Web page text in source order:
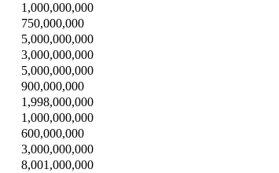
1,000,000,000
750,000,000
5,000,000,000
3,000,000,000
5,000,000,000
900,000,000
1,998,000,000
1,000,000,000
600,000,000
3,000,000,000
8,001,000,000